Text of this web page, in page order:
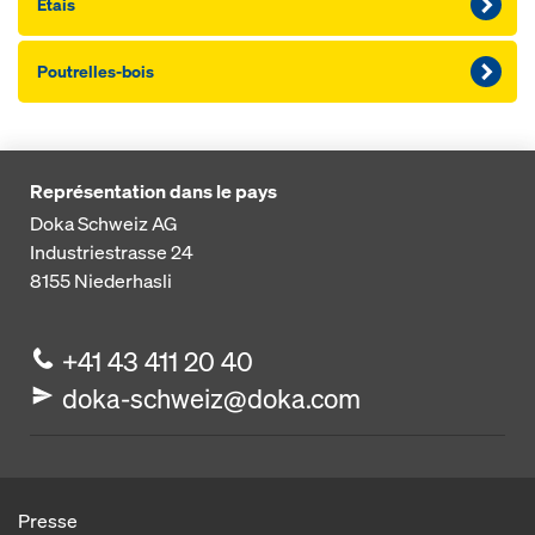
Poutrelles-bois
Représentation dans le pays
Doka Schweiz AG
Industriestrasse 24
8155Niederhasli
+41 43 411 20 40
doka-schweiz@doka.com
Presse